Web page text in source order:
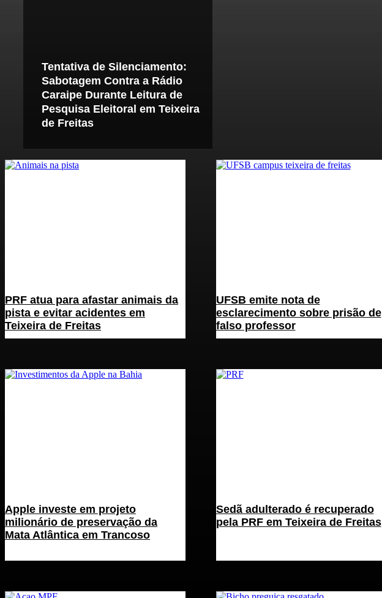
Tentativa de Silenciamento:
Sabotagem Contra a Rádio
Caraipe Durante Leitura de
Pesquisa Eleitoral em Teixeira
de Freitas
PRF atua para afastar animais da
pista e evitar acidentes em
Teixeira de Freitas
UFSB emite nota de
esclarecimento sobre prisão de
falso professor
Apple investe em projeto
milionário de preservação da
Mata Atlântica em Trancoso
Sedã adulterado é recuperado
pela PRF em Teixeira de Freitas